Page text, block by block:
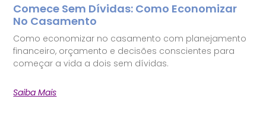
Comece Sem Dívidas: Como Economizar
No Casamento
Como economizar no casamento com planejamento
financeiro, orçamento e decisões conscientes para
começar a vida a dois sem dívidas.
Saiba Mais